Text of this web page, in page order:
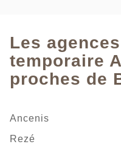
Les
temporaire
proches de
Ancenis
Rezé